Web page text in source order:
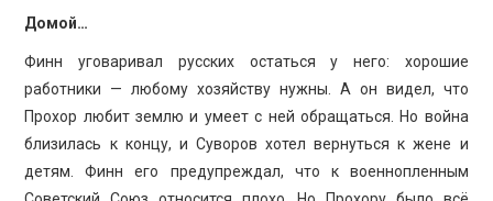
Домой…
Финн уговаривал русских остаться у него: хорошие
работники — любому хозяйству нужны. А он видел, что
Прохор любит землю и умеет с ней обращаться. Но война
близилась к концу, и Суворов хотел вернуться к жене и
детям. Финн его предупреждал, что к военнопленным